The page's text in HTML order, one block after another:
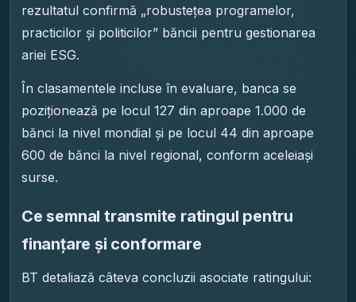
rezultatul confirmă „robustețea programelor,
practicilor și politicilor” băncii pentru gestionarea
ariei ESG.
În clasamentele incluse în evaluare, banca se
poziționează pe locul 127 din aproape 1.000 de
bănci la nivel mondial și pe locul 44 din aproape
600 de bănci la nivel regional, conform aceleiași
surse.
Ce semnal transmite ratingul pentru
finanțare și conformare
BT detaliază câteva concluzii asociate ratingului: